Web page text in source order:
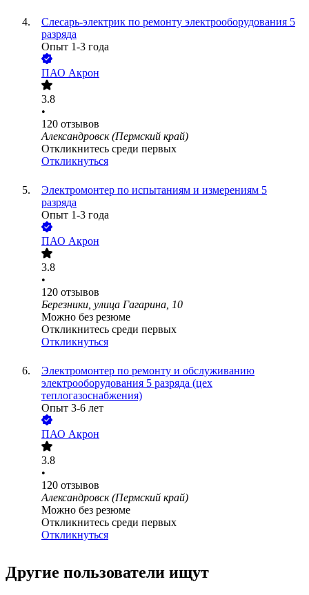
Слесарь-электрик по ремонту электрооборудования 5
разряда
Опыт 1-3 года
ПАО Акрон
3.8
•
120 отзывов
Александровск (Пермский край)
Откликнитесь среди первых
Откликнуться
Электромонтер по испытаниям и измерениям 5
разряда
Опыт 1-3 года
ПАО Акрон
3.8
•
120 отзывов
Березники, улица Гагарина, 10
Можно без резюме
Откликнитесь среди первых
Откликнуться
Электромонтер по ремонту и обслуживанию
электрооборудования 5 разряда (цех
теплогазоснабжения)
Опыт 3-6 лет
ПАО Акрон
3.8
•
120 отзывов
Александровск (Пермский край)
Можно без резюме
Откликнитесь среди первых
Откликнуться
Другие пользователи ищут